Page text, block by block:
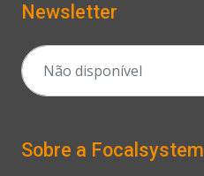
Newsletter
Sobre a Focalsystem